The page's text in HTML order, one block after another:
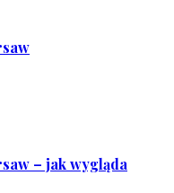
– jak wygląda